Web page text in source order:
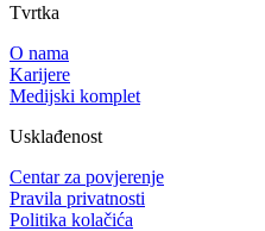
Tvrtka
O nama
Karijere
Medijski komplet
Usklađenost
Centar za povjerenje
Pravila privatnosti
Politika kolačića